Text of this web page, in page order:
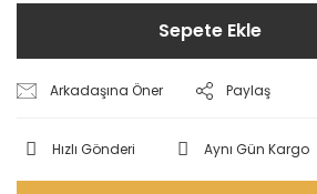
Sepete Ekle
Arkadaşına Öner Paylaş
Hızlı Gönderi Aynı Gün Kargo